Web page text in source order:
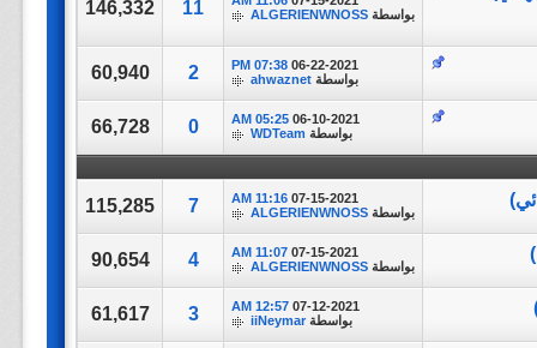
بواسطة ALGERIENWNOSS
11
146,332
06-22-2021
07:38 PM
بواسطة ahwaznet
2
60,940
06-10-2021
05:25 AM
بواسطة WDTeam
0
66,728
07-15-2021
11:16 AM
بواسطة ALGERIENWNOSS
7
115,285
07-15-2021
11:07 AM
بواسطة ALGERIENWNOSS
4
90,654
07-12-2021
12:57 AM
بواسطةiiNeymar
3
61,617